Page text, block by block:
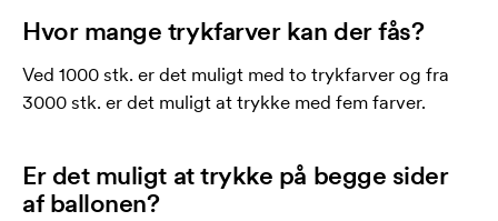
Hvor mange trykfarver kan der fås?
Ved 1000 stk. er det muligt med to trykfarver og fra
3000 stk. er det muligt at trykke med fem farver.
Er det muligt at trykke på begge sider
af ballonen?